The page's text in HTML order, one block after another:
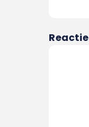
Reactie